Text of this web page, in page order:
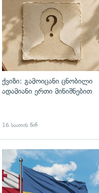
ქვიზი: გამოიცანი ცნობილი
ადამიანი ერთი მინიშნებით
16 საათის წინ